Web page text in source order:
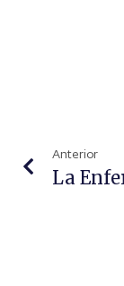
Anterior